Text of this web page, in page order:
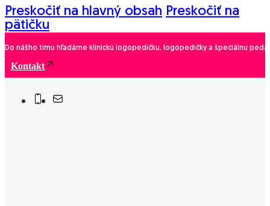
Preskočiť na hlavný obsah Preskočiť na
pätičku
Do nášho tímu hľadáme klinickú logopedičku, logopedičky a špeciálnu
Kontakt